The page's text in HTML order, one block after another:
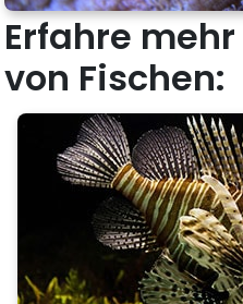
Erfahre
von Fischen: